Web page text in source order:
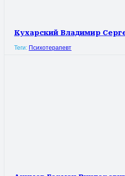
Кухарский Владимир
Теги: Психотерапевт